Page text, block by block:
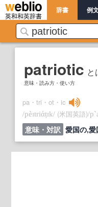
英和和英辞書
辞書 例
patriotic と
意味・読み方・使い方
pa・tri・ot・ic
/pèɪtriάṭɪk/ (米国英語)/
意味・対訳 愛国の,